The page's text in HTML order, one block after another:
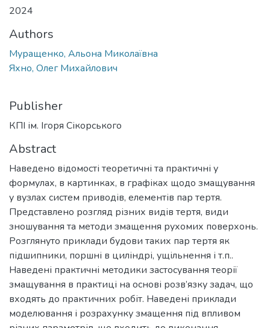
2024
Authors
Муращенко, Альона Миколаївна
Яхно, Олег Михайлович
Publisher
КПІ ім. Ігоря Сікорського
Abstract
Наведено відомості теоретичні та практичні у
формулах, в картинках, в графіках щодо змащування
у вузлах систем приводів, елементів пар тертя.
Представлено розгляд різних видів тертя, види
зношування та методи змащення рухомих поверхонь.
Розглянуто приклади будови таких пар тертя як
підшипники, поршні в циліндрі, ущільнення і т.п..
Наведені практичні методики застосування теорії
змащування в практиці на основі розв’язку задач, що
входять до практичних робіт. Наведені приклади
моделювання і розрахунку змащення під впливом